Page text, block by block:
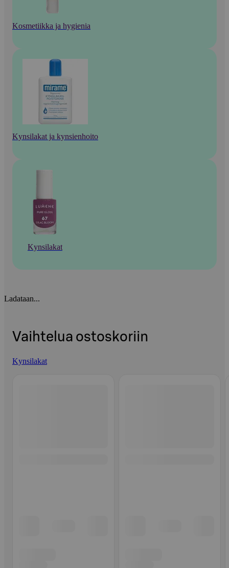
Kosmetiikka ja hygienia
Kynsilakat ja kynsienhoito
Kynsilakat
Ladataan...
Vaihtelua ostoskoriin
Kynsilakat